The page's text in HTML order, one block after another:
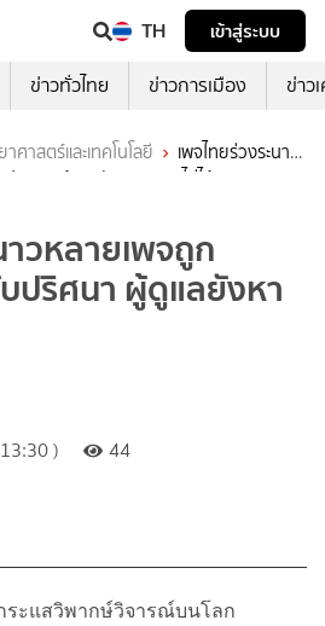
TH
เข้าสู่ระบบ
ข่าวทั่วไทย ข่าวการเมือง ข่าว
ศาสตร์และเทคโนโลยี
เพจไทยร่วงระนาว
ปริศนา ผู้ดูแลยังหาสาเหตุไม่ได้
าวหลายเพจถูก
ปริศนา ผู้ดูแลยังหา
)
44
ระแสวิพากษ์วิจารณ์บนโลก